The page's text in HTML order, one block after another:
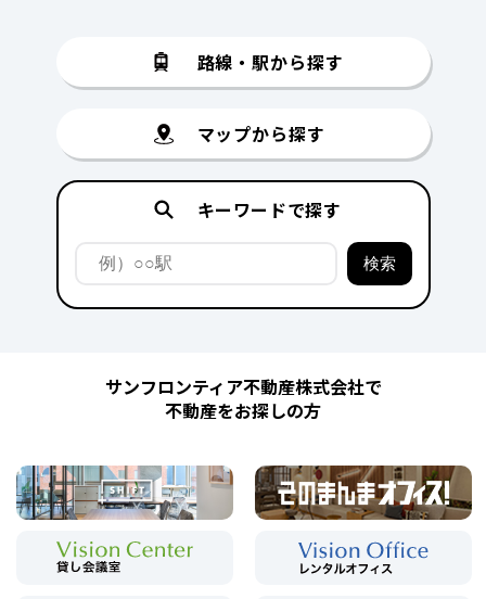
路線・駅から探す
マップから探す
キーワードで探す
サンフロンティア不動産株式会社で
不動産をお探しの方